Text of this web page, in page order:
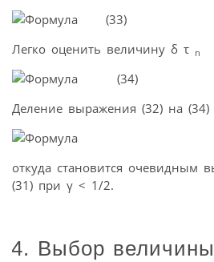
(33)
Легко оценить величину δ τ n
(34)
Деление выражения (32) на (34)
откуда становится очевидным
(31) при γ < 1/2.
4. Выбор